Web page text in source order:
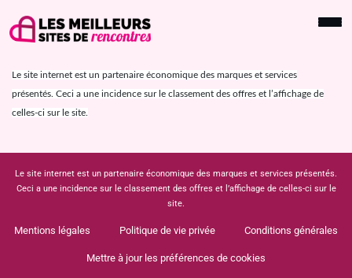
Le site internet est un partenaire économique des marques et services
présentés. Ceci a une incidence sur le classement des offres et l’affichage de
celles-ci sur le site.
Le site internet est un partenaire économique des marques et services présentés.
Ceci a une incidence sur le classement des offres et l’affichage de celles-ci sur le
site.
Mentions légales Politique de vie privée Conditions générales
Mettre à jour les préférences de cookies